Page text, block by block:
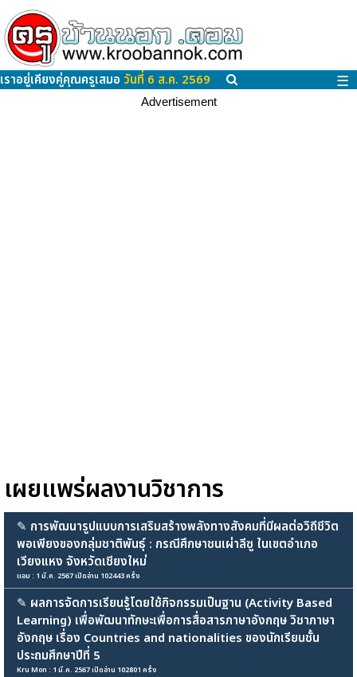
เราอยู่เคียงคู่คุณครูเสมอ วันที่ 6 ส.ค. 2569 ☰
Advertisement
เผยแพร่ผลงานวิชาการ
✎ การพัฒนารูปแบบการเสริมสร้างพลังทางสังคมที่มีผลต่อวิถีชีวิต
พอเพียงของกลุ่มชาติพันธุ์ : กรณีศึกษาชนเผ่าลีซู ในเขตอำเภอ
เวียงแหง จังหวัดเชียงใหม่
แอม : 1 มี.ค. 2567 เปิดอ่าน 102443 ครั้ง
✎ ผลการจัดการเรียนรู้โดยใช้กิจกรรมเป็นฐาน (Activity Based
Learning) เพื่อพัฒนาทักษะเพื่อการสื่อสารภาษาอังกฤษ วิชาภาษา
อังกฤษ เรื่อง Countries and nationalities ของนักเรียนชั้น
ประถมศึกษาปีที่ 5
Kru Mon : 1 มี.ค. 2567 เปิดอ่าน 102801 ครั้ง